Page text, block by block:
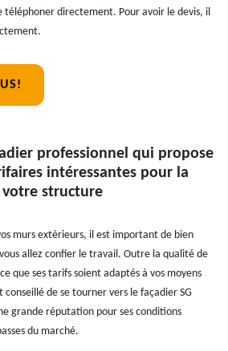
téléphoner directement. Pour avoir le devis, il
professionnel qui propose
intéressantes pour la
structure
murs extérieurs, il est important de bien
allez confier le travail. Outre la qualité de
que ses tarifs soient adaptés à vos moyens
de se tourner vers le façadier SG
grande réputation pour ses conditions
du marché.